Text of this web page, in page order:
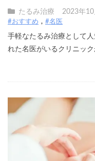
たるみ治療 2023年10
#おすすめ #名医
手軽なたるみ治療として
れた名医がいるクリニッ